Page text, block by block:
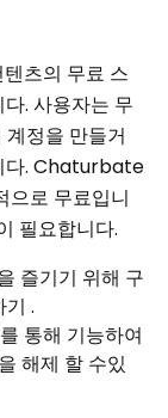
츠의 무료 스
. 사용자는 무
정을 만들거
다. Chaturbate
으로 무료입니
필요합니다.
즐기기 위해 구
.
통해 기능하여
해제 할 수있